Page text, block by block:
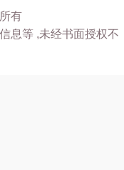
有
息等 ,未经书面授权不